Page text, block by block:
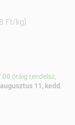
Ft/kg]
óráig rendelsz,
11, kedd